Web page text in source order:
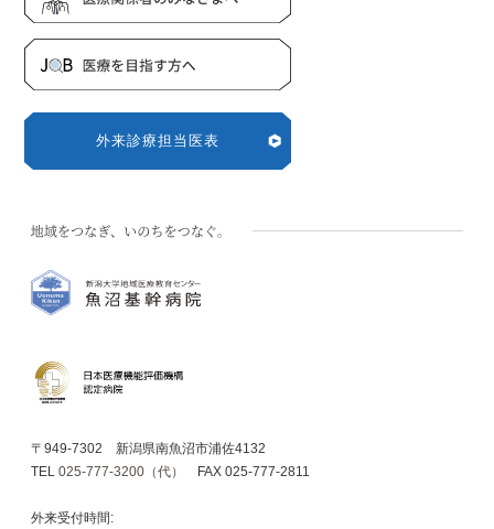
外来診療担当医表
〒949-7302 新潟県南魚沼市浦佐4132
TEL 025-777-3200（代） FAX 025-777-2811
外来受付時間: